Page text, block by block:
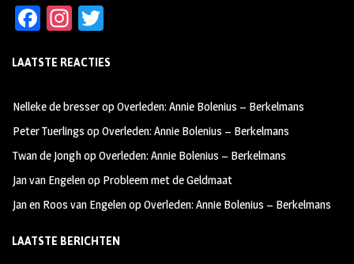
Fa
b
oo
k
In
ag
m
tt
LAATSTE REACTIES
Nelleke de bresseropOverleden: Annie Bolenius – Berkelmans
Peter Tuerlings opOverleden: Annie Bolenius – Berkelmans
Twan de JonghopOverleden: Annie Bolenius – Berkelmans
Jan van Engelenop Probleem met de Geldmaat
Jan en Roos van EngelenopOverleden: Annie Bolenius – Berkelmans
LAATSTE BERICHTEN